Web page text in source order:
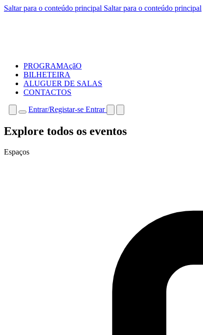
Saltar para o conteúdo principal Saltar para o conteúdo principal
PROGRAMAçãO
BILHETEIRA
ALUGUER DE SALAS
CONTACTOS
Entrar/Registar-se Entrar
Explore todos os eventos
Espaços